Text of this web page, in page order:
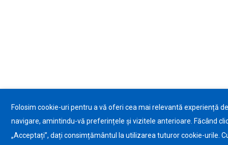
Folosim cookie-uri pentru a vă oferi cea mai relevantă experiență de
navigare, amintindu-vă preferințele și vizitele anterioare. Făcând
„Acceptați”, dați consimțământul la utilizarea tuturor cookie-urile.